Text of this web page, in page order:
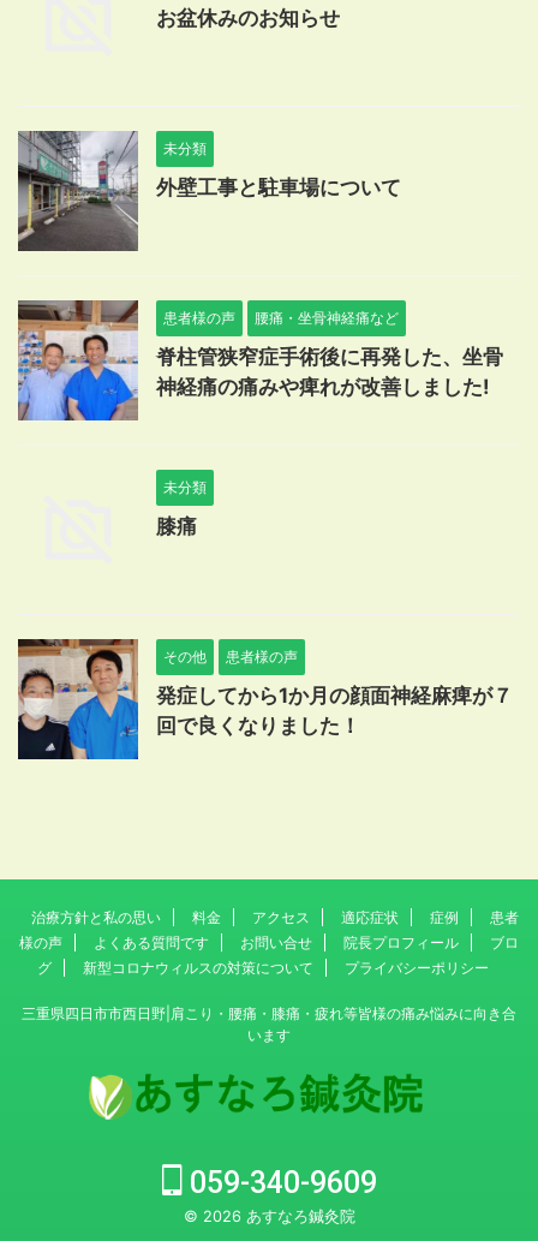
お盆休みのお知らせ
未分類
外壁工事と駐車場について
患者様の声 腰痛・坐骨神経痛など
脊柱管狭窄症手術後に再発した、坐骨
神経痛の痛みや痺れが改善しました!
未分類
膝痛
その他 患者様の声
発症してから1か月の顔面神経麻痺が７
回で良くなりました！
治療方針と私の思い 料金 アクセス 適応症状 症例
患者
様の声
よくある質問です お問い合せ 院長プロフィール
ブロ
グ
新型コロナウィルスの対策について プライバシーポリシー
三重県四日市市西日野|肩こり・腰痛・膝痛・疲れ等皆様の痛み悩みに向き合
います
059-340-9609
© 2026 あすなろ鍼灸院